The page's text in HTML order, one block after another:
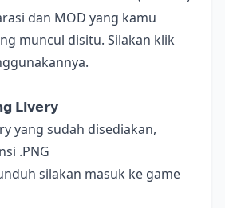
dan MOD yang kamu
muncul disitu. Silakan klik
𝗟𝗶𝘃𝗲𝗿𝘆
yang sudah disediakan,
.PNG
silakan masuk ke game